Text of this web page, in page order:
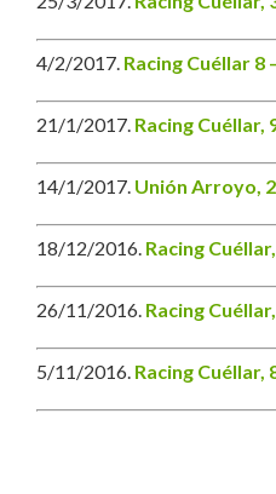
4/2/2017. Racing Cuéllar 8
21/1/2017. Racing
14/1/2017. Unión Arroyo,
18/12/2016. Racing
26/11/2016. Racing
5/11/2016. Racing Cuéllar,